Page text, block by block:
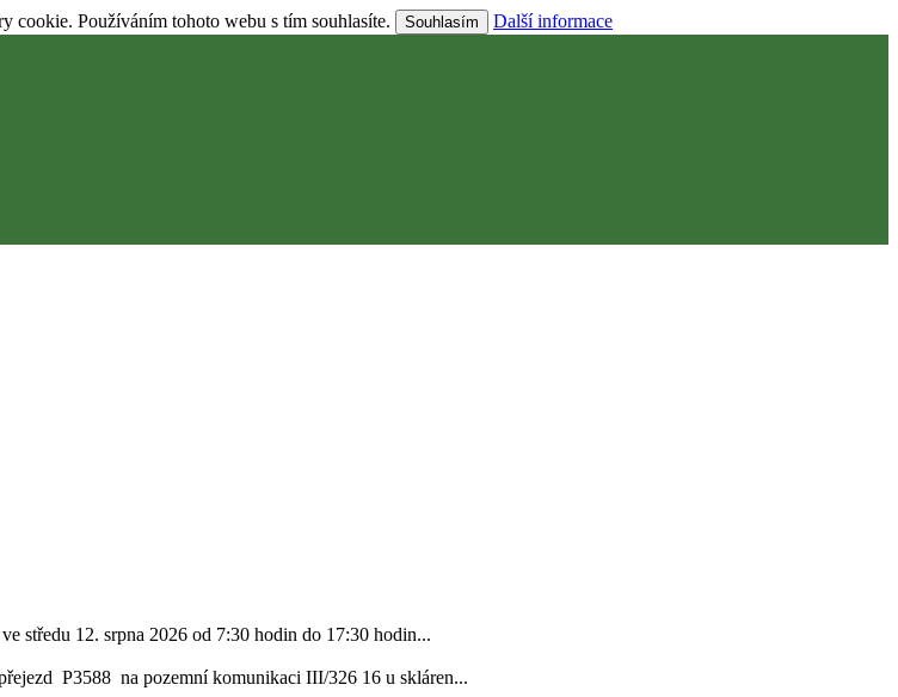
cookie. Používáním tohoto webu s tím souhlasíte. Souhlasím
Další informace
středu 12. srpna 2026 od 7:30 hodin do 17:30 hodin...
P3588 na pozemní komunikaci III/326 16 u skláren...